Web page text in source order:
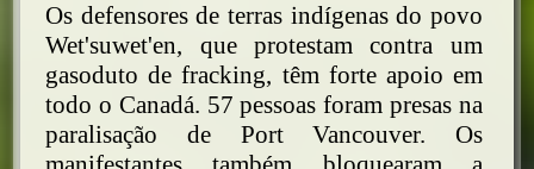
Os defensores de terras indígenas do povo
Wet'suwet'en, que protestam contra um
gasoduto de fracking, têm forte apoio em
todo o Canadá. 57 pessoas foram presas na
paralisação de Port Vancouver. Os